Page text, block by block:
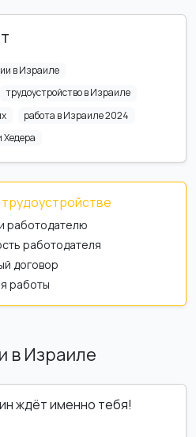
в Израиле
трудоустройство в Израиле
работа в Израиле 2024
Хедера
работодателю
работодателя
договор
работы
в Израиле
ждёт именно тебя!